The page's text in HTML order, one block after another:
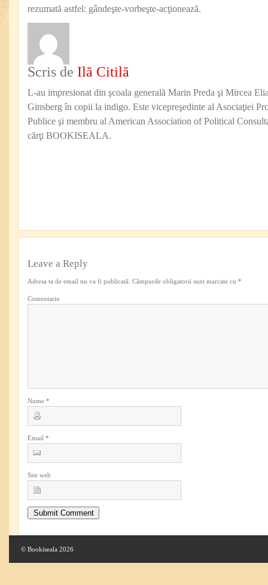
rezumată astfel: gândeşte-vorbeşte-acţionează.
Scris de Ilă Citilă
L-au impresionat din şcoala generală Marin Preda şi Mircea
Ginsberg în copii la indigo. Este vicepreşedinte al Asociaţiei
Publice şi membru al American Association of Political
cărţi BOOKISEALA.
Leave a Reply
Adresa ta de email nu va fi publicată. Câmpurile obligatorii sunt marcate cu *
Comentariu
Nume *
Email *
Site web
© Bookiseala 2026